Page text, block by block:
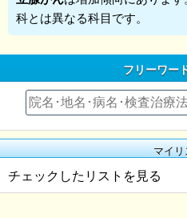
科とは異なる科目です。
フリーワー
マイリ
チェックしたリストを見る